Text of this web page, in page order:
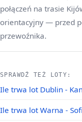
połączeń na trasie
orientacyjny — przed
przewoźnika.
SPRAWDŹ TEŻ LOTY:
Ile trwa lot Dublin -
Ile trwa lot Warna -